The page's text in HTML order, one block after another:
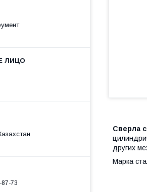
Сверла
других
Марка
87-73